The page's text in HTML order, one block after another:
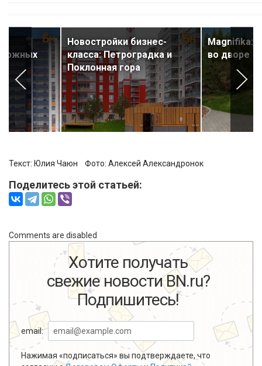
южных
Новостройки бизнес-
класса: Петроградка и
Поклонная гора
Magnifika:
во дворе
Текст: Юлия Чаюн Фото: Алексей Александронок
Поделитесь этой статьей:
Comments are disabled
Хотите получать
свежие новости BN.ru?
Подпишитесь!
email:
Нажимая «подписаться» вы подтверждаете, что